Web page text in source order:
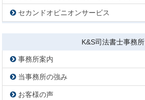
セカンドオピニオンサービス
K&S司法書士事務所
事務所案内
当事務所の強み
お客様の声